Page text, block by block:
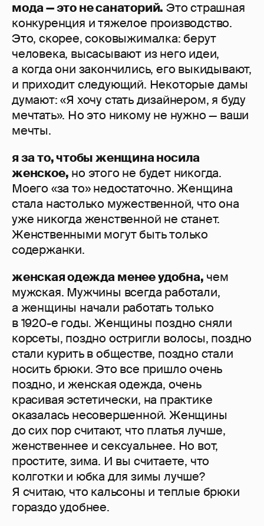
мода — это не санаторий. Это страшная
конкуренция и тяжелое производство.
Это, скорее, соковыжималка: берут
человека, высасывают из него идеи,
а когда они закончились, его выкидывают,
и приходит следующий. Некоторые дамы
думают: «Я хочу стать дизайнером, я буду
мечтать». Но это никому не нужно — ваши
мечты.
я за то, чтобы женщина носила
женское, но этого не будет никогда.
Моего «за то» недостаточно. Женщина
стала настолько мужественной, что она
уже никогда женственной не станет.
Женственными могут быть только
содержанки.
женская одежда менее удобна, чем
мужская. Мужчины всегда работали,
а женщины начали работать только
в 1920-е годы. Женщины поздно сняли
корсеты, поздно остригли волосы, поздно
стали курить в обществе, поздно стали
носить брюки. Это все пришло очень
поздно, и женская одежда, очень
красивая эстетически, на практике
оказалась несовершенной. Женщины
до сих пор считают, что платья лучше,
женственнее и сексуальнее. Но вот,
простите, зима. И вы считаете, что
колготки и юбка для зимы лучше?
Я считаю, что кальсоны и теплые брюки
гораздо удобнее.